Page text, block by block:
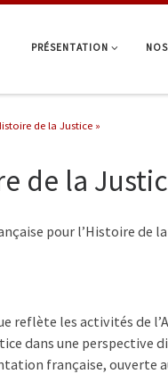
PRÉSENTATION
de la Justice »
de la
pour l’Histoire de
reflète les activités de
dans une perspective
française, ouverte